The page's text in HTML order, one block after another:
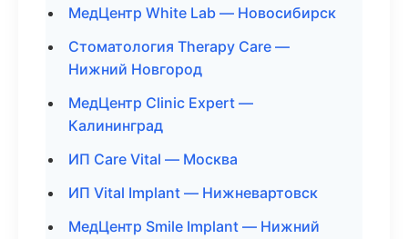
МедЦентр White Lab — Новосибирск
Стоматология Therapy Care —
Нижний Новгород
МедЦентр Clinic Expert —
Калининград
ИП Care Vital — Москва
ИП Vital Implant — Нижневартовск
МедЦентр Smile Implant — Нижний